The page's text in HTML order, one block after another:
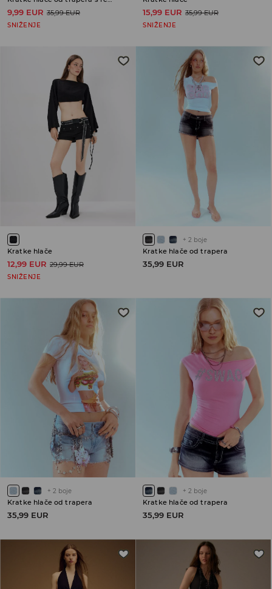
9,99 EUR 35,99 EUR
SNIŽENJE
15,99 EUR 35,99 EUR
SNIŽENJE
Kratke hlače
12,99 EUR 29,99 EUR
SNIŽENJE
+ 2 boje
Kratke hlače od trapera
35,99 EUR
+ 2 boje
Kratke hlače od trapera
35,99 EUR
+ 2 boje
Kratke hlače od trapera
35,99 EUR